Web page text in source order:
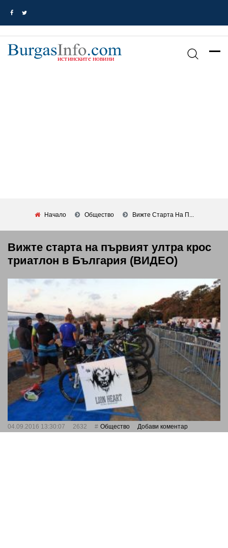
Начало Общество Вижте Старта На П...
Вижте старта на първият ултра крос
триатлон в България (ВИДЕО)
04.09.2016 13:30:07 2632 Общество Добави коментар